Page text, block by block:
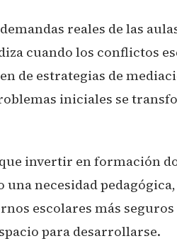
reales de las
cuando los conflictos
de estrategias de
iniciales se
invertir en formación
una necesidad
escolares más
para desarrollarse.